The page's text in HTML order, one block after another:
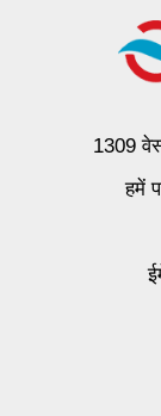
1309
हमें